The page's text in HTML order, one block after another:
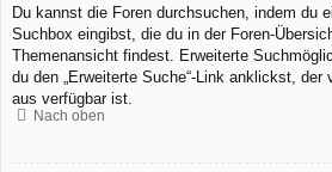
Du kannst die Foren durchsuchen, indem du
Suchbox eingibst, die du in der Foren-
Themenansicht findest. Erweiterte
du den „Erweiterte Suche“-Link anklickst, der
aus verfügbar ist.
Nach oben